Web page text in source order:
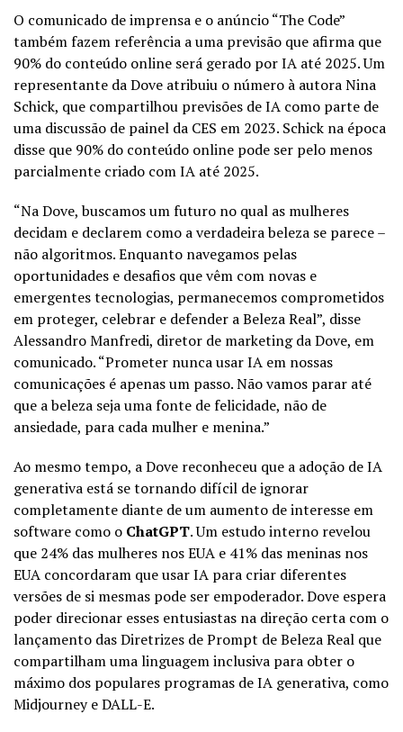
O comunicado de imprensa e o anúncio “The Code”
também fazem referência a uma previsão que afirma que
90% do conteúdo online será gerado por IA até 2025. Um
representante da Dove atribuiu o número à autora Nina
Schick, que compartilhou previsões de IA como parte de
uma discussão de painel da CES em 2023. Schick na época
disse que 90% do conteúdo online pode ser pelo menos
parcialmente criado com IA até 2025.
“Na Dove, buscamos um futuro no qual as mulheres
decidam e declarem como a verdadeira beleza se parece –
não algoritmos. Enquanto navegamos pelas
oportunidades e desafios que vêm com novas e
emergentes tecnologias, permanecemos comprometidos
em proteger, celebrar e defender a Beleza Real”, disse
Alessandro Manfredi, diretor de marketing da Dove, em
comunicado. “Prometer nunca usar IA em nossas
comunicações é apenas um passo. Não vamos parar até
que a beleza seja uma fonte de felicidade, não de
ansiedade, para cada mulher e menina.”
Ao mesmo tempo, a Dove reconheceu que a adoção de IA
generativa está se tornando difícil de ignorar
completamente diante de um aumento de interesse em
software como o ChatGPT. Um estudo interno revelou
que 24% das mulheres nos EUA e 41% das meninas nos
EUA concordaram que usar IA para criar diferentes
versões de si mesmas pode ser empoderador. Dove espera
poder direcionar esses entusiastas na direção certa com o
lançamento das Diretrizes de Prompt de Beleza Real que
compartilham uma linguagem inclusiva para obter o
máximo dos populares programas de IA generativa, como
Midjourney e DALL-E.